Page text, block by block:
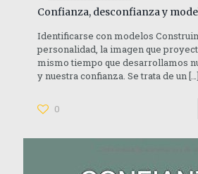
Confianza, desconfianza y
Identificarse con modelos
personalidad, la imagen que
mismo tiempo que desarrollamos
y nuestra confianza. Se trata de un[…]
0